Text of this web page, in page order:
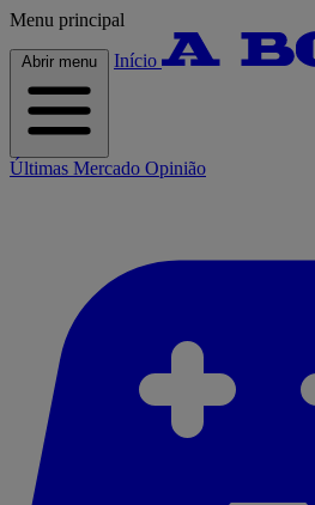
Menu principal
Abrir menu Início
Últimas Mercado Opinião